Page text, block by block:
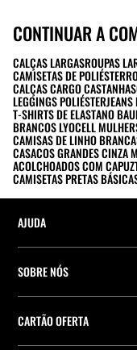
CONTINUAR A
CALÇAS LARGASROUPAS
CAMISETAS DE POLIÉSTER
CALÇAS CARGO CASTANHAS
LEGGINGS POLIÉSTERJEANS
T-SHIRTS DE ELASTANO
BRANCOS LYOCELL MULHER
CAMISAS DE LINHO
CASACOS GRANDES CINZA
ACOLCHOADOS COM CAPUZ
CAMISETAS PRETAS
AJUDA
Localiza a tua encomenda
Localizador de pontos de
SOBRE NÓS
Empresa
CARTÃO OFERTA